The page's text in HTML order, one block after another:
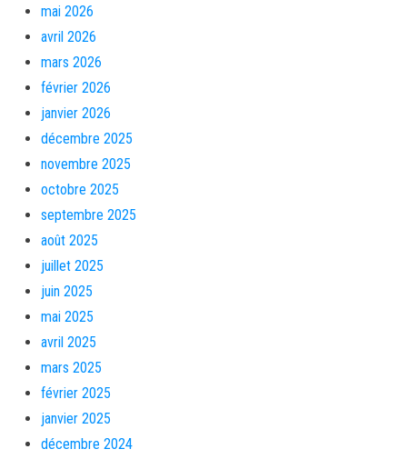
mai 2026
avril 2026
mars 2026
février 2026
janvier 2026
décembre 2025
novembre 2025
octobre 2025
septembre 2025
août 2025
juillet 2025
juin 2025
mai 2025
avril 2025
mars 2025
février 2025
janvier 2025
décembre 2024